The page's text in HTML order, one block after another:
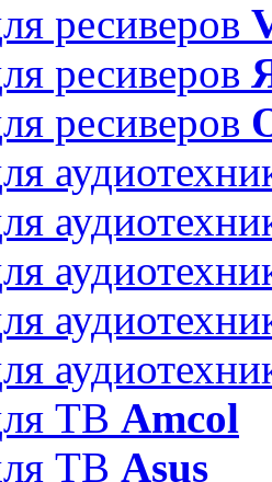
ресиверов
ресиверов
ресиверов
ТВ Amcol
ТВ Asus